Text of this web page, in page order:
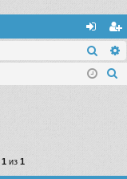
хо
д
ег
ис
1 из 1